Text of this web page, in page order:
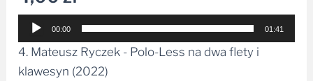
Odtwarzacz
plików
dźwiękowych
00:00 01:41
4. Mateusz Ryczek - Polo-Less na dwa flety i
klawesyn (2022)